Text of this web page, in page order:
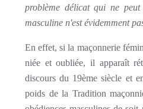
problème délicat qui ne
masculine n'est évidemment
En effet, si la maçonnerie
niée et oubliée, il apparaît
discours du 19ème siècle et
poids de la Tradition